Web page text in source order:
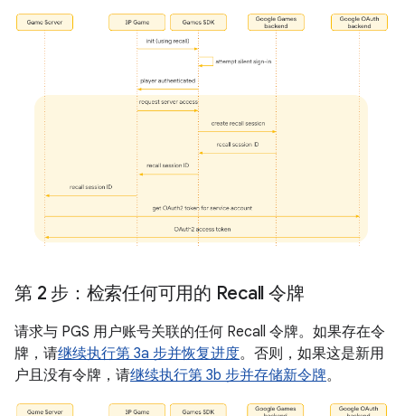
第 2 步：检索任何可用的 Recall 令牌
请求与 PGS 用户账号关联的任何 Recall 令牌。如果存在令
牌，请继续执行第 3a 步并恢复进度。否则，如果这是新用
户且没有令牌，请继续执行第 3b 步并存储新令牌。